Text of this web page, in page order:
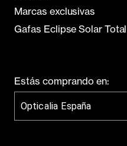
Marcas exclusivas
Gafas Eclipse Solar Total
Estás comprando en:
Opticalia España